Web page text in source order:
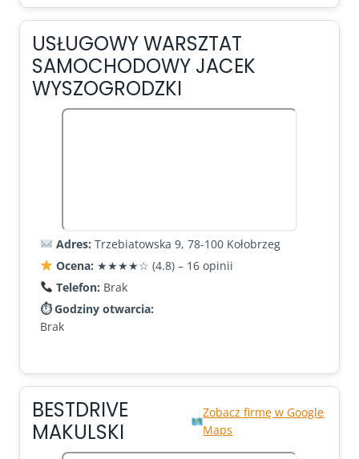
USŁUGOWY WARSZTAT
SAMOCHODOWY JACEK
WYSZOGRODZKI
Adres: Trzebiatowska 9, 78-100 Kołobrzeg
Ocena: ★★★★☆ (4.8) – 16 opinii
Telefon: Brak
⏱ Godziny otwarcia:
Brak
BESTDRIVE
MAKULSKI
Zobacz firmę w Google
Maps